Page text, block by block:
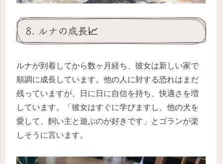
8. ルナの成長📈
ルナが到着してから数ヶ月経ち、彼女は新しい家で
順調に成長しています。他の人に対する恐れはまだ
残っていますが、日に日に自信を持ち、快適さを増
しています。「彼女はすぐに学びますし、他の犬を
愛して、飼い主と遊ぶのが好きです」とゴランが楽
しそうに言います。